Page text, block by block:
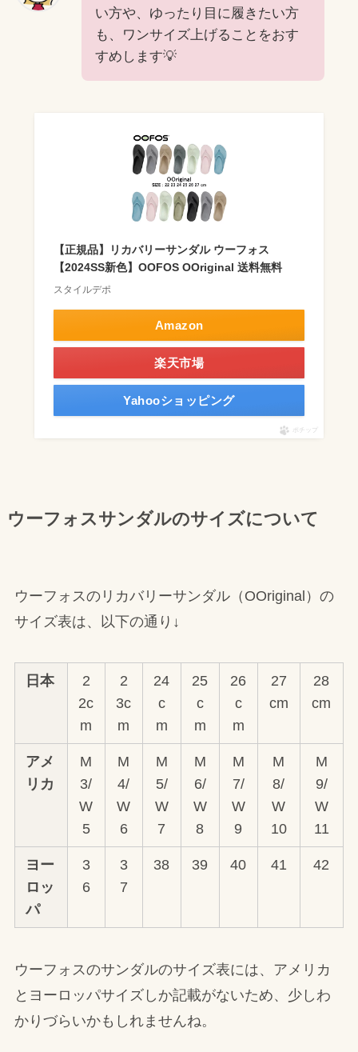
い方や、ゆったり目に履きたい方
も、ワンサイズ上げることをおす
すめします💡
【正規品】リカバリーサンダル ウーフォス
【2024SS新色】OOFOS OOriginal 送料無料
スタイルデポ
Amazon
楽天市場
Yahooショッピング
ポチップ
ウーフォスサンダルのサイズについて
ウーフォスのリカバリーサンダル（OOriginal）の
サイズ表は、以下の通り↓
日本
2
2c
m
2
3c
m
24
c
m
25
c
m
26
c
m
27
cm
28
cm
アメ
リカ
M
3/
W
5
M
4/
W
6
M
5/
W
7
M
6/
W
8
M
7/
W
9
M
8/
W
10
M
9/
W
11
ヨー
ロッ
パ
3
6
3
7
38 39 40 41 42
ウーフォスのサンダルのサイズ表には、アメリカ
とヨーロッパサイズしか記載がないため、少しわ
かりづらいかもしれませんね。